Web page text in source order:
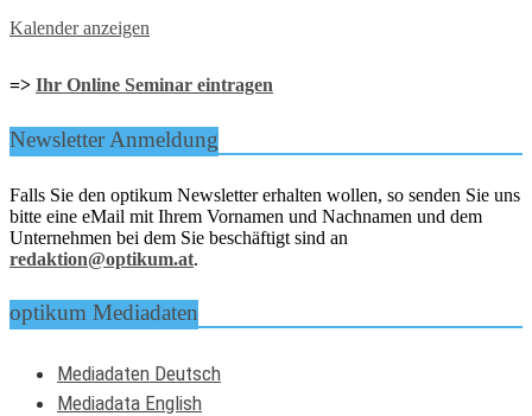
Kalender anzeigen
=> Ihr Online Seminar eintragen
Newsletter Anmeldung
Falls Sie den optikum Newsletter erhalten wollen, so senden Sie uns
bitte eine eMail mit Ihrem Vornamen und Nachnamen und dem
Unternehmen bei dem Sie beschäftigt sind an
redaktion@optikum.at.
optikum Mediadaten
Mediadaten Deutsch
Mediadata English